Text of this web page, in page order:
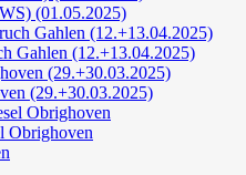
(01.05.2025)
Gahlen (12.+13.04.2025)
(29.+30.03.2025)
Obrighoven